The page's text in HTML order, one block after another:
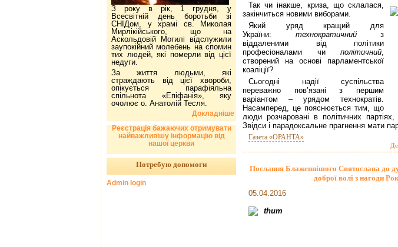
Так чи інакше, криза, що склалася,
закінчиться новими виборами.
Який уряд кращий для
України: технократичнийз
віддаленими від політики
професіоналами чи політичний,
створений на основі парламентської
коаліції?
Сьогодні надії суспільства
переважно пов’язані з першим
варіантом – урядом технократів.
Насамперед, це пояснюється тим, що
люди розчаровані в політичних
Звідси і парадоксальне прагнення мати
Газета «ОРАНТА»
Послання Блаженнішого Святослава до
доброї волі з нагоди
05.04.2016
З року в рік, 1 грудня, у
Всесвітній день боротьби зі
СНІДом, у храмі св. Миколая
Мирлікійського, що на
Аскольдовій Могилі відслужили
заупокійний молебень на спомин
тих людей, які померли від цієї
недуги.
За життя людьми, які
страждають від цієї хвороби,
опікується парафіяльна
спільнота «Епіфанія», яку
очолює о. Анатолій Тесля.
Докладніше
Реєстрація бажаючих отримувати
найважливішу інформацію від
нашої церкви
Потребую допомоги
Admin login